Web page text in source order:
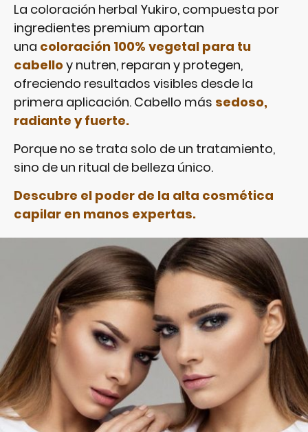
La coloración herbal Yukiro, compuesta por
ingredientes premium aportan
una coloración 100% vegetal para tu
cabello y nutren, reparan y protegen,
ofreciendo resultados visibles desde la
primera aplicación. Cabello más sedoso,
radiante y fuerte.
Porque no se trata solo de un tratamiento,
sino de un ritual de belleza único.
Descubre el poder de la alta cosmética
capilar en manos expertas.